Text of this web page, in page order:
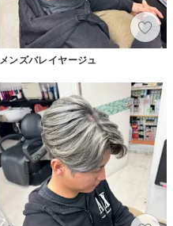
メンズバレイヤージュ